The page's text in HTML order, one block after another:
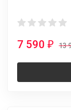
7 590 ₽ 13